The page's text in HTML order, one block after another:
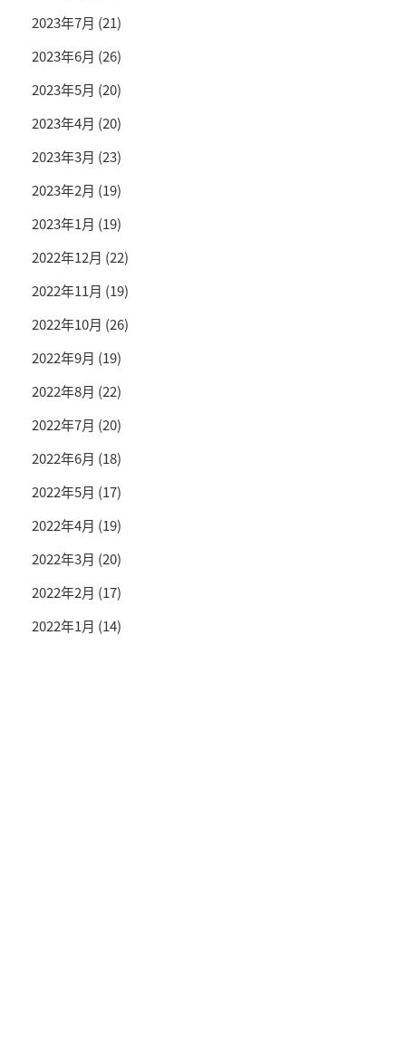
2023年7月 (21)
2023年6月 (26)
2023年5月 (20)
2023年4月 (20)
2023年3月 (23)
2023年2月 (19)
2023年1月 (19)
2022年12月 (22)
2022年11月 (19)
2022年10月 (26)
2022年9月 (19)
2022年8月 (22)
2022年7月 (20)
2022年6月 (18)
2022年5月 (17)
2022年4月 (19)
2022年3月 (20)
2022年2月 (17)
2022年1月 (14)